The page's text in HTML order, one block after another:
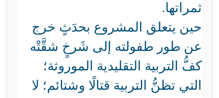
ثمراتها.
حين يتعلق المشروع بحدَثٍ خرج
عن طور طفولته إلى شَرخٍ شقَّتْه
كفُّ التربية التقليدية الموروثة؛
التي تظنُّ التربية قتالًا وشتائم؛ لا